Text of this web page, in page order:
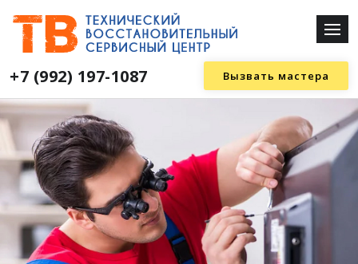
+7 (992) 197-1087 Вызвать мастера